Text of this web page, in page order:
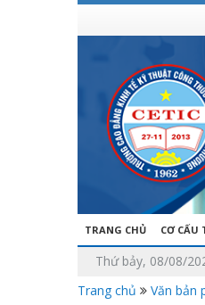
TRANG CHỦ CƠ CẤU
Thứ bảy, 08/08/
Trang chủ
Văn bản